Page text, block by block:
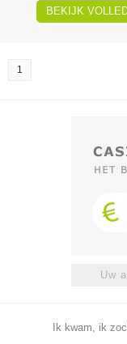
BEKIJK
1
Uw
Ik kwam, ik